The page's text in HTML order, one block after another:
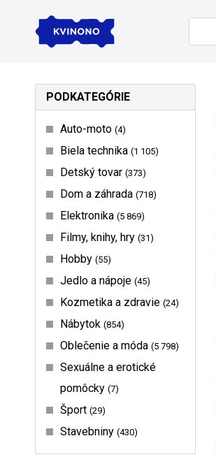
PODKATEGÓRIE
Auto-moto 4
Biela technika 1 105
Detský tovar 373
Dom a záhrada 718
Elektronika 5 869
Filmy, knihy, hry 31
Hobby 55
Jedlo a nápoje 45
Kozmetika a zdravie 24
Nábytok 854
Oblečenie a móda 5 798
Sexuálne a erotické
pomôcky 7
Šport 29
Stavebniny 430